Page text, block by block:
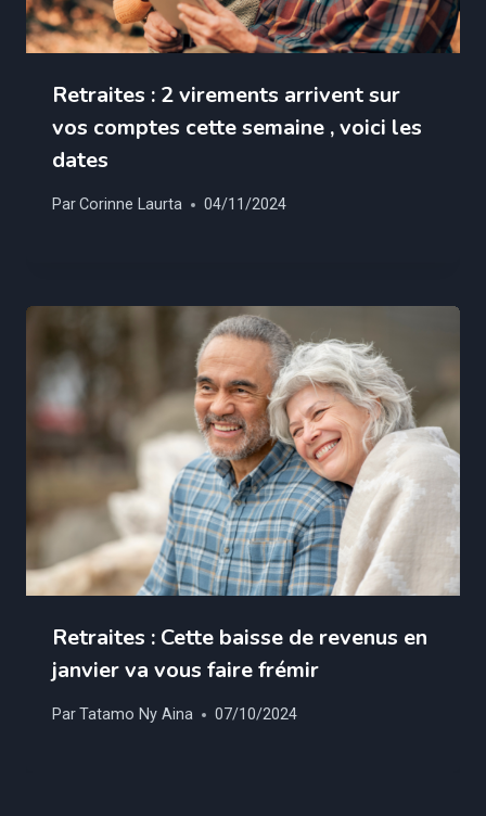
Retraites : 2 virements arrivent sur
vos comptes cette semaine , voici les
dates
ParCorinne Laurta 04/11/2024
Retraites : Cette baisse de revenus en
janvier va vous faire frémir
Par Tatamo Ny Aina 07/10/2024